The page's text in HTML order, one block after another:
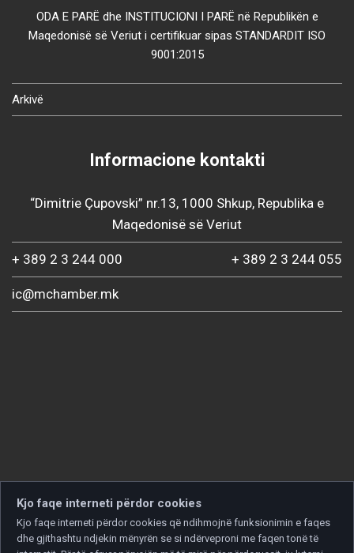
ODA E PARË dhe INSTITUCIONI I PARË në Republikën e
Maqedonisë së Veriut i certifikuar sipas STANDARDIT ISO
9001:2015
Arkivë
Informacione kontakti
“Dimitrie Çupovski” nr.13, 1000 Shkup, Republika e
Maqedonisë së Veriut
+ 389 2 3 244 000 + 389 2 3 244 055
ic@mchamber.mk
Kjo faqe interneti përdor cookies
Kjo faqe interneti përdor cookies që ndihmojnë funksionimin e faqes
dhe gjithashtu ndjekin mënyrën se si ndërveproni me faqen tonë të